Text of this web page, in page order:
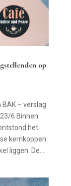
op
– verslag
6 Binnen
het
kernkoppen
liggen. De...